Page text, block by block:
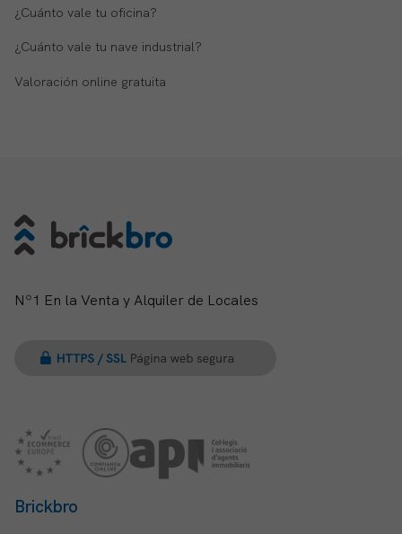
¿Cuánto vale tu oficina?
¿Cuánto vale tu nave industrial?
Valoración online gratuita
Nº1 En la Venta y Alquiler de Locales
Brickbro